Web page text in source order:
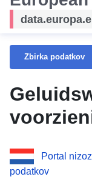
Zbirka podatkov
Portal
podatkov